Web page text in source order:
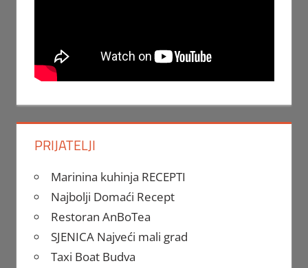
PRIJATELJI
Marinina kuhinja RECEPTI
Najbolji Domaći Recept
Restoran AnBoTea
SJENICA Najveći mali grad
Taxi Boat Budva